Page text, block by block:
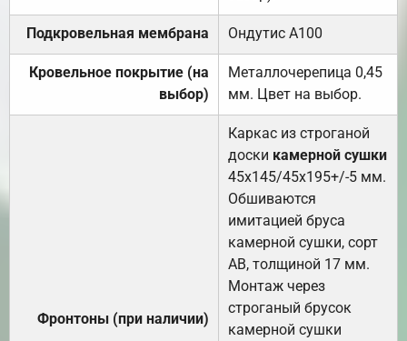
Подкровельная мембрана Ондутис А100
Кровельное покрытие (на
выбор)
Металлочерепица 0,45
мм. Цвет на выбор.
Фронтоны (при наличии)
Каркас из строганой
доски камерной сушки
45х145/45х195+/-5 мм.
Обшиваются
имитацией бруса
камерной сушки, сорт
АВ, толщиной 17 мм.
Монтаж через
строганый брусок
камерной сушки